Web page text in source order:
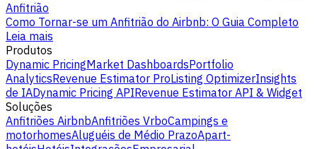
Anfitrião
Como Tornar-se um Anfitrião do Airbnb: O Guia Completo
Leia mais
Produtos
Dynamic PricingMarket DashboardsPortfolio
AnalyticsRevenue Estimator ProListing OptimizerInsights
de IADynamic Pricing APIRevenue Estimator API & Widget
Soluções
Anfitriões AirbnbAnfitriões VrboCampings e
motorhomesAluguéis de Médio PrazoApart-